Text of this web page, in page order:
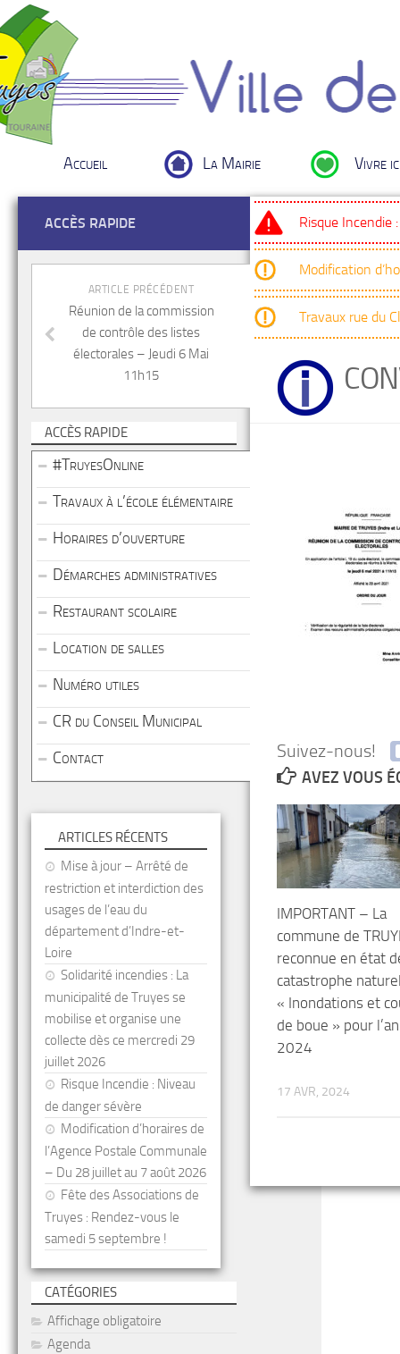
Accueil La Mairie Vivre
Risque Incendie
Modification
Travaux rue du
Suivez-nous!
AVEZ VOUS
IMPORTANT – La
commune de
reconnue en état
catastrophe
« Inondations et
de boue » pour
2024
17 AVR, 2024
ACCÈS RAPIDE
ARTICLE PRÉCÉDENT
Réunion de la commission
de contrôle des listes
électorales – Jeudi 6 Mai
11h15
ACCÈS RAPIDE
#TruyesOnline
Travaux à l’école élémentaire
Horaires d’ouverture
Démarches administratives
Restaurant scolaire
Location de salles
Numéro utiles
CR du Conseil Municipal
Contact
ARTICLES RÉCENTS
Mise à jour – Arrêté de
restriction et interdiction des
usages de l’eau du
département d’Indre-et-
Loire
Solidarité incendies : La
municipalité de Truyes se
mobilise et organise une
collecte dès ce mercredi 29
juillet 2026
Risque Incendie : Niveau
de danger sévère
Modification d’horaires de
l’Agence Postale Communale
– Du 28 juillet au 7 août 2026
Fête des Associations de
Truyes : Rendez-vous le
samedi 5 septembre !
CATÉGORIES
Affichage obligatoire
Agenda